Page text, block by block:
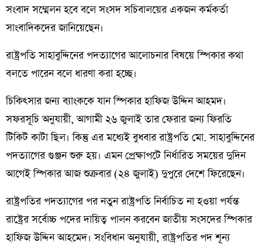
সংবাদ সম্মেলন হবে বলে সংসদ সচিবালয়ের একজন কর্মকর্তা
সাংবাদিকদের জানিয়েছেন।
রাষ্ট্রপতি সাহাবুদ্দিনের পদত্যাগের আলোচনার বিষয়ে স্পিকার কথা
বলতে পারেন বলে ধারণা করা হচ্ছে।
চিকিৎসার জন্য ব্যাংককে যান স্পিকার হাফিজ উদ্দিন আহমদ।
সফরসূচি অনুযায়ী, আগামী ২৬ জুলাই তার ফেরার জন্য ফিরতি
টিকিট কাটা ছিল। কিন্তু এর মধ্যেই বুধবার রাষ্ট্রপতি মো. সাহাবুদ্দিনের
পদত্যাগের গুঞ্জন শুরু হয়। এমন প্রেক্ষাপটে নির্ধারিত সময়ের দুদিন
আগেই স্পিকার আজ শুক্রবার (২৪ জুলাই) দুপুরে দেশে ফিরেছেন।
রাষ্ট্রপতির পদত্যাগের পর নতুন রাষ্ট্রপতি নির্বাচিত না হওয়া পর্যন্ত
রাষ্ট্রের সর্বোচ্চ পদের দায়িত্ব পালন করবেন জাতীয় সংসদের স্পিকার
হাফিজ উদ্দিন আহমেদ। সংবিধান অনুযায়ী, রাষ্ট্রপতির পদ শূন্য